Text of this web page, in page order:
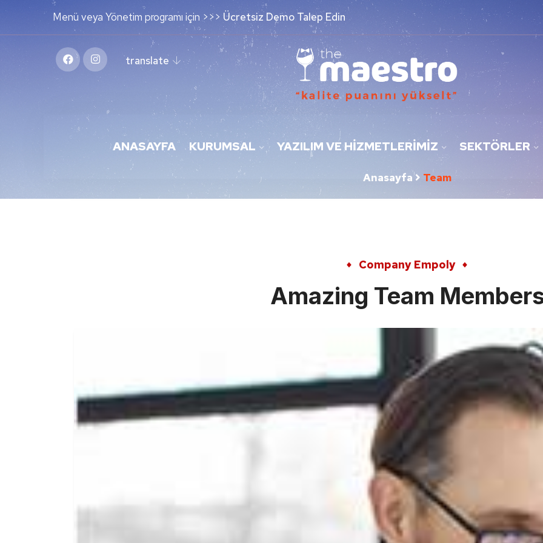
Menü veya Yönetim programı için >>> Ücretsiz Demo Talep Edin
translate
ANASAYFA KURUMSAL YAZILIM VE HIZMETLERIMIZ SEKTÖRLER
Anasayfa Team
Company Empoly
Amazing Team